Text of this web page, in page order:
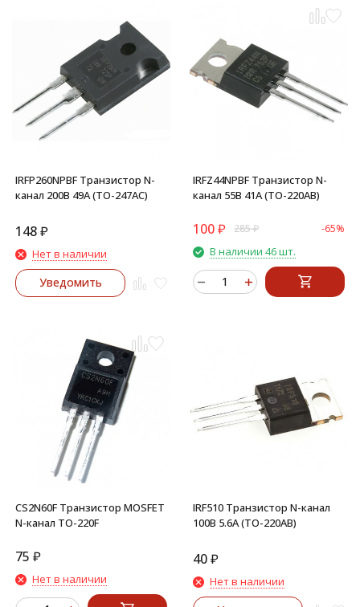
IRFP260NPBF Транзистор N-
канал 200В 49А (TO-247AC)
148₽
Нет в наличии
Уведомить
IRFZ44NPBF Транзистор N-
канал 55В 41А (TO-220AB)
100₽ 285₽ -65%
В наличии 46 шт.
CS2N60F Транзистор MOSFET
N-канал TO-220F
75 ₽
Нет в наличии
IRF510 Транзистор N-канал
100В 5.6А (TO-220AB)
40₽
Нет в наличии